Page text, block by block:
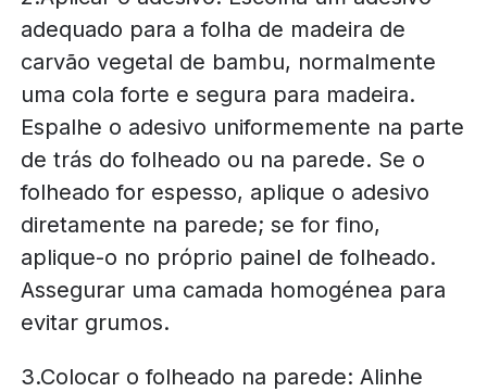
adequado para a folha de madeira de
carvão vegetal de bambu, normalmente
uma cola forte e segura para madeira.
Espalhe o adesivo uniformemente na parte
de trás do folheado ou na parede. Se o
folheado for espesso, aplique o adesivo
diretamente na parede; se for fino,
aplique-o no próprio painel de folheado.
Assegurar uma camada homogénea para
evitar grumos.
3.Colocar o folheado na parede: Alinhe